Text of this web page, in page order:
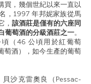
買，幾個世紀以來一直以
，1997 年邦妮家族從馬
， 該酒莊是僅有的六座同
葡萄酒的分級酒莊之一。
（46 公頃用於紅葡萄
萄酒），如今生產的葡萄
沙克雷奧良（Pessac-